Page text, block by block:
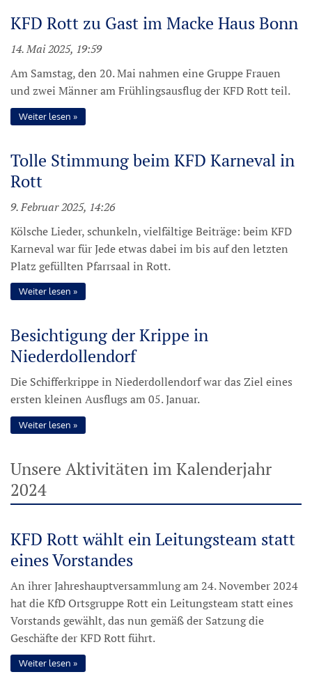
KFD Rott zu Gast im Macke Haus Bonn
14. Mai 2025, 19:59
Am Samstag, den 20. Mai nahmen eine Gruppe Frauen
und zwei Männer am Frühlingsausflug der KFD Rott teil.
Weiter lesen
Tolle Stimmung beim KFD Karneval in
Rott
9. Februar 2025, 14:26
Kölsche Lieder, schunkeln, vielfältige Beiträge: beim KFD
Karneval war für Jede etwas dabei im bis auf den letzten
Platz gefüllten Pfarrsaal in Rott.
Weiter lesen
Besichtigung der Krippe in
Niederdollendorf
Die Schifferkrippe in Niederdollendorf war das Ziel eines
ersten kleinen Ausflugs am 05. Januar.
Weiter lesen
Unsere Aktivitäten im Kalenderjahr
2024
KFD Rott wählt ein Leitungsteam statt
eines Vorstandes
An ihrer Jahreshauptversammlung am 24. November 2024
hat die KfD Ortsgruppe Rott ein Leitungsteam statt eines
Vorstands gewählt, das nun gemäß der Satzung die
Geschäfte der KFD Rott führt.
Weiter lesen